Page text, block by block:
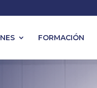
FORMACIÓN